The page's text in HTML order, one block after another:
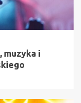
muzyka i